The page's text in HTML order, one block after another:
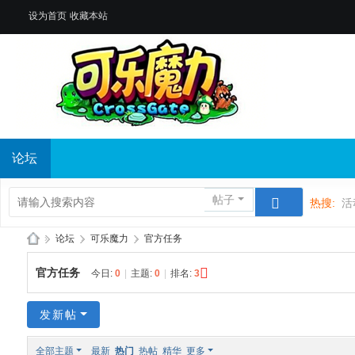
设为首页 收藏本站
论坛
帖子 热搜: 活
z!
» 论坛 › 可乐魔力 › 官方任务
官方任务 今日: 0 主题: 0 排名: 3
发新帖
全部主题 最新 热门 热帖 精华 更多